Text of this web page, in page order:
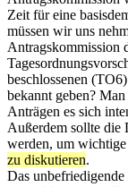
Zeit für eine
müssen wir uns
Antragskommission
beschlossenen
bekannt geben?
Anträgen es sich
Außerdem sollte die
werden, um wichtige
zu diskutieren.
Das